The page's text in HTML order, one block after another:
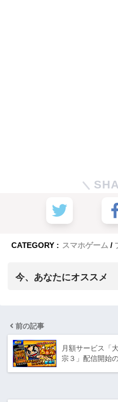
CATEGORY : スマホゲーム
今、あなたにオススメ
前の記事
月額サービス「
宗３」配信開始